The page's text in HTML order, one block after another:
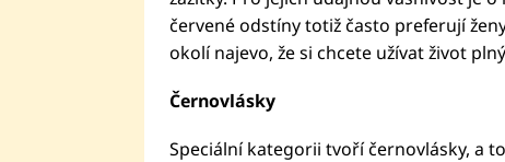
červené odstíny totiž často preferují
okolí najevo, že si chcete užívat život
Černovlásky
Speciální kategorii tvoří černovlásky, a